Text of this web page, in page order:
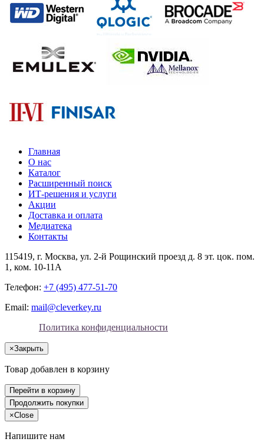
Главная
О нас
Каталог
Расширенный поиск
ИТ-решения и услуги
Акции
Доставка и оплата
Медиатека
Контакты
115419, г. Москва, ул. 2-й Рощинский проезд д. 8 эт. цок. пом.
1, ком. 10-11А
Телефон: +7 (495) 477-51-70
Email: mail@cleverkey.ru
Политика конфиденциальности
×Закрыть
Товар добавлен в корзину
Перейти в корзину
Продолжить покупки
×Close
Напишите нам